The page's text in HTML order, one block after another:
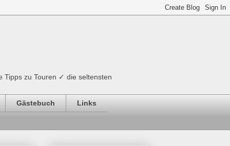
Tipps zu Touren ✓ die seltensten
Gästebuch Links